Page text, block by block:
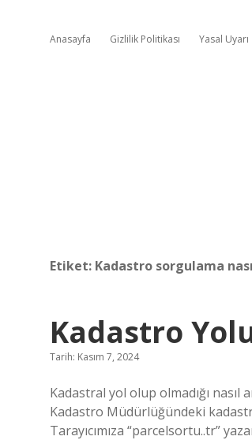
Anasayfa Gizlilik Politikası Yasal Uyarı
Etiket: Kadastro sorgulama
Kadastro
Tarih: Kasım 7, 2024
Kadastral yol olup olmadığı nasıl
Kadastro Müdürlüğündeki
Tarayıcımıza “parcelsortu..tr”